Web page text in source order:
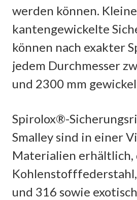
werden können. Kleine
kantengewickelte
können nach exakter
jedem Durchmesser
und 2300 mm
Spirolox®-
Smalley sind in einer
Materialien
und 316 sowie